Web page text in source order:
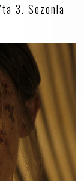
3. Sezonla